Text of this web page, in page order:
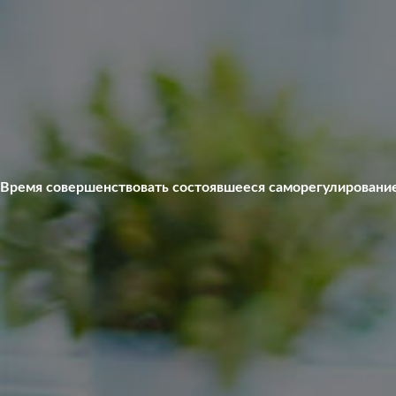
Время совершенствовать состоявшееся